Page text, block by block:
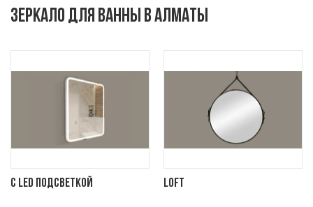
Зеркало для ванны в Алматы
C LED подсветкой LOFT